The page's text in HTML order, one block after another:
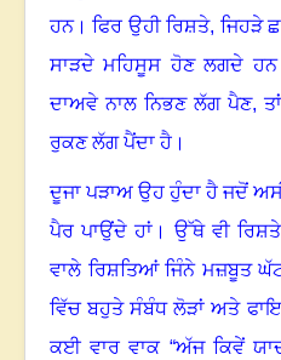
ਹਨ। ਫਿਰ ਉਹੀ ਰਿਸ਼ਤੇ, ਜਿਹੜੇ
ਸਾੜਦੇ ਮਹਿਸੂਸ ਹੋਣ ਲਗਦੇ
ਦਾਅਵੇ ਨਾਲ ਨਿਭਣ ਲੱਗ ਪੈਣ,
ਰੁਕਣ ਲੱਗ ਪੈਂਦਾ ਹੈ।
ਦੂਜਾ ਪੜਾਅ ਉਹ ਹੁੰਦਾ ਹੈ ਜਦੋਂ
ਪੈਰ ਪਾਉਂਦੇ ਹਾਂ। ਉੱਥੇ ਵੀ
ਵਾਲੇ ਰਿਸ਼ਤਿਆਂ ਜਿੰਨੇ ਮਜ਼ਬੂਤ
ਵਿੱਚ ਬਹੁਤੇ ਸੰਬੰਧ ਲੋੜਾਂ ਅਤੇ
ਕਈ ਵਾਰ ਵਾਕ “ਅੱਜ ਕਿਵੇਂ